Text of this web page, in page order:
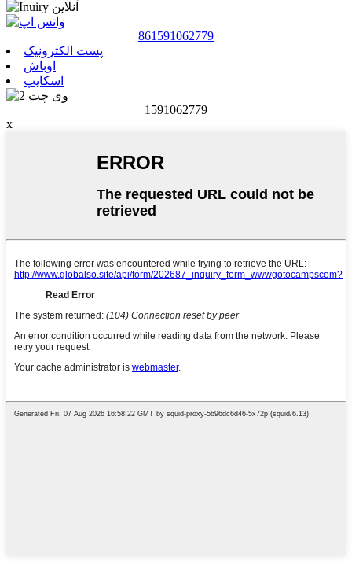
861591062779
پست الکترونیک
اوباش
اسکایپ
1591062779
x